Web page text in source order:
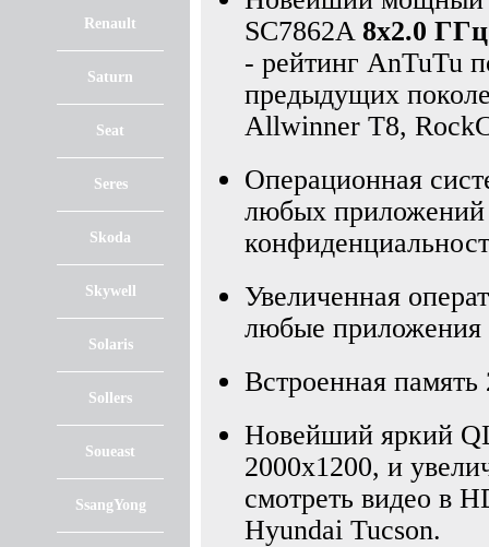
Renault
Saturn
Seat
Seres
Skoda
Skywell
Solaris
Sollers
Soueast
SsangYong
SC7862A 8х2.0 ГГц
- рейтинг AnTuTu
предыдущих
Allwinner T8,
Операционная
любых приложений
Увеличенная
любые приложения
Встроенная
Новейший яркий
2000х1200, и
смотреть видео в
Hyundai Tucson.